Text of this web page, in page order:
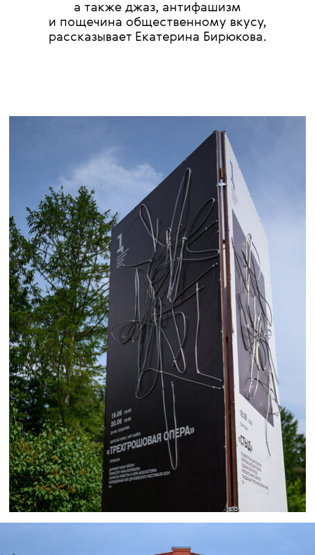
а также джаз, антифашизм
и пощечина общественному вкусу,
рассказывает Екатерина Бирюкова.